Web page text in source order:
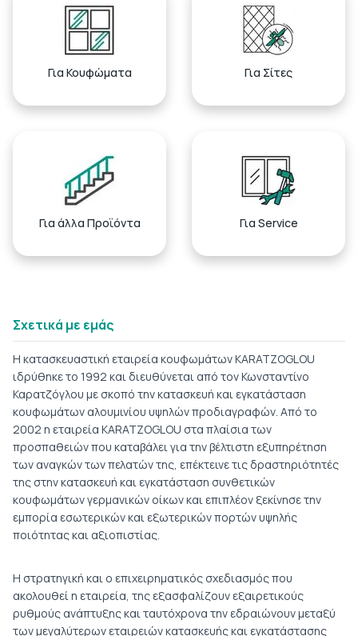
Για Κουφώματα Για Σίτες
Για άλλα Προϊόντα Για Service
Σχετικά με εμάς
Η κατασκευαστική εταιρεία κουφωμάτων KARATZOGLOU
ιδρύθηκε το 1992 και διευθύνεται από τον Κωνσταντίνο
Καρατζόγλου με σκοπό την κατασκευή και εγκατάσταση
κουφωμάτων αλουμινίου υψηλών προδιαγραφών. Από το
2002 η εταιρεία KARATZOGLOU στα πλαίσια των
προσπαθειών που καταβάλει για την βέλτιστη εξυπηρέτηση
των αναγκών των πελατών της, επέκτεινε τις δραστηριότητές
της στην κατασκευή και εγκατάσταση συνθετικών
κουφωμάτων γερμανικών οίκων και επιπλέον ξεκίνησε την
εμπορία εσωτερικών και εξωτερικών πορτών υψηλής
ποιότητας και αξιοπιστίας.
Η στρατηγική και ο επιχειρηματικός σχεδιασμός που
ακολουθεί η εταιρεία, της εξασφαλίζουν εξαιρετικούς
ρυθμούς ανάπτυξης και ταυτόχρονα την εδραιώνουν μεταξύ
των μεγαλύτερων εταιρειών κατασκευής και εγκατάστασης